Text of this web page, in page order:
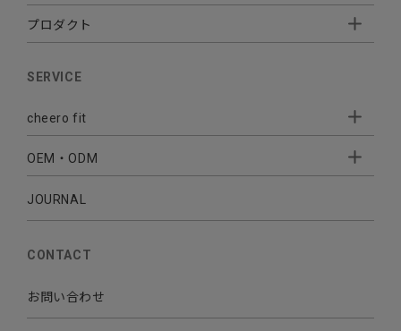
プロダクト
AUDIO
CABLE CHARGER
Sleepion
MOBILE
SERVICE
cheero fit
- Sleepion3
- 軟骨伝導式集音器
OEM・ODM
- OEM・ODM 開発
JOURNAL
CONTACT
お問い合わせ